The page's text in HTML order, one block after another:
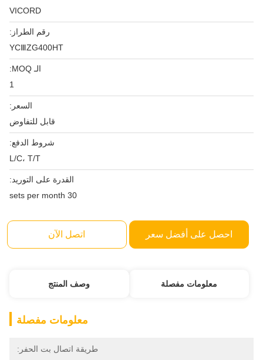
VICORD
رقم الطراز:
YCⅢZG400HT
الـ MOQ:
السعر:
قابل للتفاوض
شروط الدفع:
L/C، T/T
القدرة على التوريد:
30 sets per month
احصل على أفضل سعر اتصل الآن
معلومات مفصلة وصف المنتج
معلومات مفصلة
طريقة اتصال بت الحفر: